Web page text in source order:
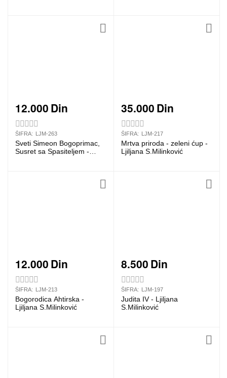
12.000 Din
ŠIFRA: LJM-263
Sveti Simeon Bogoprimac,
Susret sa Spasiteljem -
35.000 Din
ŠIFRA: LJM-217
Mrtva priroda - zeleni ćup -
Ljiljana S.Milinković
12.000 Din
ŠIFRA: LJM-213
Bogorodica Ahtirska -
Ljiljana S.Milinković
8.500 Din
ŠIFRA: LJM-197
Judita IV - Ljiljana
S.Milinković